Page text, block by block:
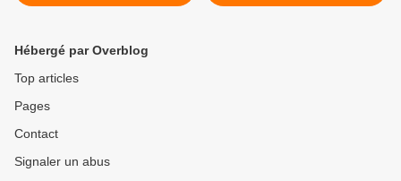
Hébergé par Overblog
Top articles
Pages
Contact
Signaler un abus